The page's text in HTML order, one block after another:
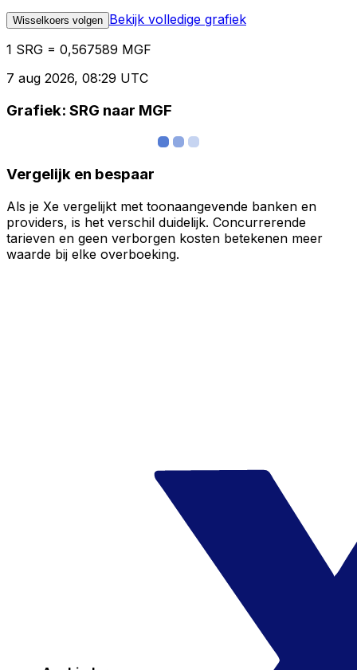
Wisselkoers volgen Bekijk volledige grafiek
1 SRG = 0,567589 MGF
7 aug 2026, 08:29 UTC
Grafiek: SRG naar MGF
Vergelijk en bespaar
Als je Xe vergelijkt met toonaangevende banken en
providers, is het verschil duidelijk. Concurrerende
tarieven en geen verborgen kosten betekenen meer
waarde bij elke overboeking.